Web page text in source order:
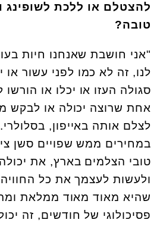
להצטלם או ללכת לשופינג
טובה?
"אני חושבת שאנחנו חיות
לנו, זה לא כמו לפני עשור או
סגולה העזו או יכלו או
אחת שרוצה יכולה או לבקש
לצלם אותה באייפון,
במחירים ממש שפויים סשן
טובי הצלמים בארץ, את
ולעשות לעצמך את כל
שהיא מאוד מאוד ממלאת
פסיכולוגי של חודשים, זה